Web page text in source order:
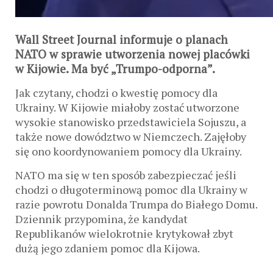
Wall Street Journal informuje o planach
NATO w sprawie utworzenia nowej placówki
w Kijowie. Ma być „Trumpo-odporna”.
Jak czytany, chodzi o kwestię pomocy dla
Ukrainy. W Kijowie miałoby zostać utworzone
wysokie stanowisko przedstawiciela Sojuszu, a
także nowe dowództwo w Niemczech. Zajęłoby
się ono koordynowaniem pomocy dla Ukrainy.
NATO ma się w ten sposób zabezpieczać jeśli
chodzi o długoterminową pomoc dla Ukrainy w
razie powrotu Donalda Trumpa do Białego Domu.
Dziennik przypomina, że kandydat
Republikanów wielokrotnie krytykował zbyt
dużą jego zdaniem pomoc dla Kijowa.